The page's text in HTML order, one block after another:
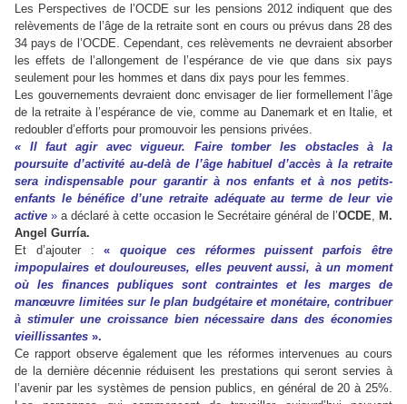
Les Perspectives de l’OCDE sur les pensions 2012 indiquent que des
relèvements de l’âge de la retraite sont en cours ou prévus dans 28 des
34 pays de l’OCDE. Cependant, ces relèvements ne devraient absorber
les effets de l’allongement de l’espérance de vie que dans six pays
seulement pour les hommes et dans dix pays pour les femmes.
Les gouvernements devraient donc envisager de lier formellement l’âge
de la retraite à l’espérance de vie, comme au Danemark et en Italie, et
redoubler d’efforts pour promouvoir les pensions privées.
« Il faut agir avec vigueur. Faire tomber les obstacles à la
poursuite d’activité au-delà de l’âge habituel d’accès à la retraite
sera indispensable pour garantir à nos enfants et à nos petits-
enfants le bénéfice d’une retraite adéquate au terme de leur vie
active » a déclaré à cette occasion le Secrétaire général de l’OCDE, M.
Angel Gurría.
Et d’ajouter :«quoique ces réformes puissent parfois être
impopulaires et douloureuses, elles peuvent aussi, à un moment
où les finances publiques sont contraintes et les marges de
manœuvre limitées sur le plan budgétaire et monétaire, contribuer
à stimuler une croissance bien nécessaire dans des économies
vieillissantes ».
Ce rapport observe également que les réformes intervenues au cours
de la dernière décennie réduisent les prestations qui seront servies à
l’avenir par les systèmes de pension publics, en général de 20 à 25%.